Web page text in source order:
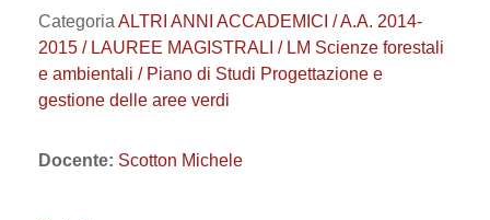
Categoria ALTRI ANNI ACCADEMICI / A.A. 2014-
2015 / LAUREE MAGISTRALI / LM Scienze forestali
e ambientali / Piano di Studi Progettazione e
gestione delle aree verdi
Docente: Scotton Michele